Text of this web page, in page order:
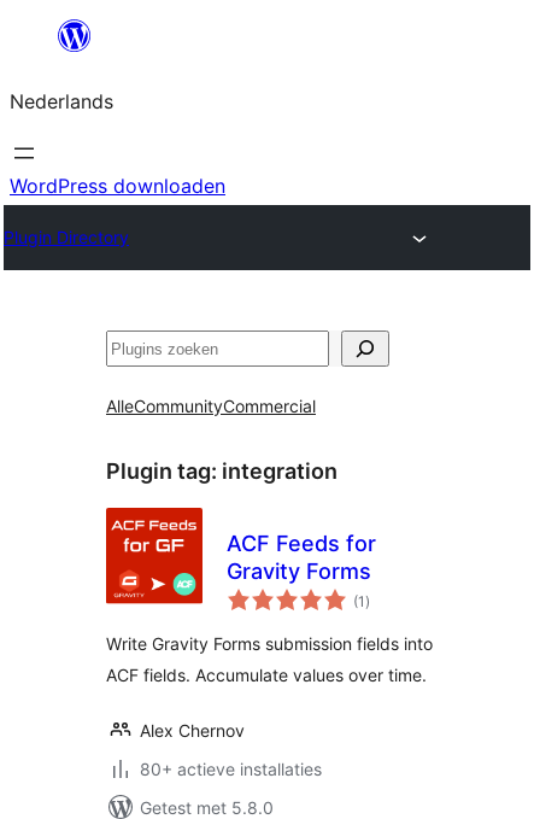
de
inhoud
Nederlands
WordPress downloaden
Plugin Directory
Zoeken
AlleCommunityCommercial
Plugin tag: integration
ACF Feeds for
Gravity Forms
(1 totaal
waarderingen
)
Write Gravity Forms submission fields into
ACF fields. Accumulate values over time.
Alex Chernov
80+ actieve installaties
Getest met 5.8.0